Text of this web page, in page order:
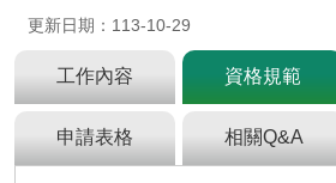
權
訊
更新日期：113-10-29
工作內容 資格規範
申請表格 相關Q&A